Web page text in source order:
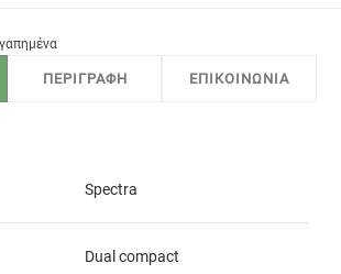
ΠΕΡΙΓΡΑΦΗ ΕΠΙΚΟΙΝΩΝΙΑ
Spectra
Dual compact